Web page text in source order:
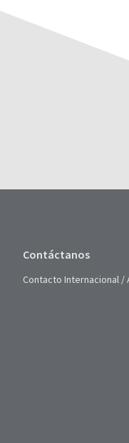
Contáctanos
Contacto Internacional /